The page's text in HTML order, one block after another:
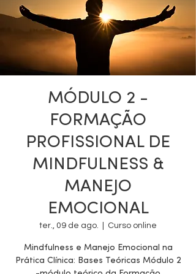
MÓDULO 2 -
FORMAÇÃO
PROFISSIONAL DE
MINDFULNESS &
MANEJO
EMOCIONAL
ter., 09 de ago. Curso online
Mindfulness e Manejo Emocional na
Prática Clínica: Bases Teóricas Módulo 2